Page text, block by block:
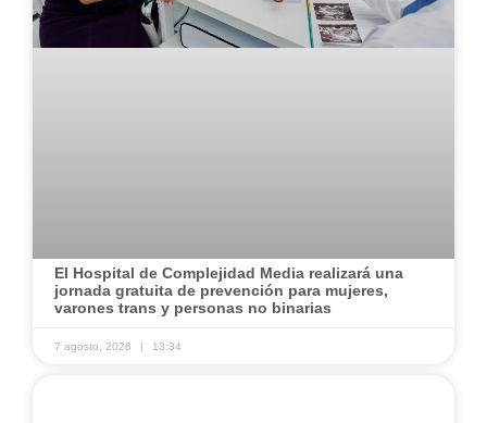
El Hospital de Complejidad Media realizará una
jornada gratuita de prevención para mujeres,
varones trans y personas no binarias
7 agosto, 2026 13:34